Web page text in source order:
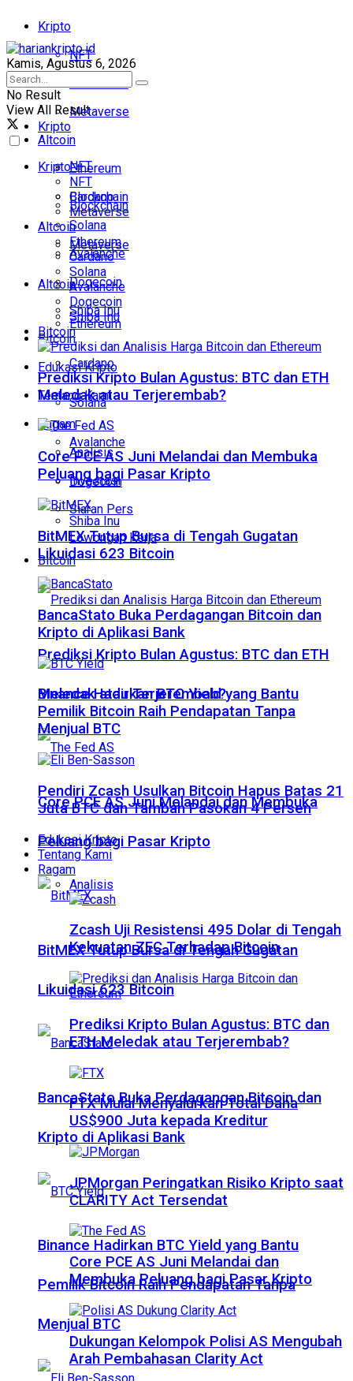
Kripto
NFT
Blockchain
Metaverse
Altcoin
Ethereum
Cardano
Solana
Avalanche
Dogecoin
Shiba Inu
Bitcoin
Edukasi Kripto
Tentang Kami
Ragam
Analisis
Investasi
Siaran Pers
Lowongan Kerja
Kamis, Agustus 6, 2026
No Result
View All Result
Kripto
NFT
Blockchain
Metaverse
Altcoin
Ethereum
Cardano
Solana
Avalanche
Dogecoin
Shiba Inu
Bitcoin
Prediksi Kripto Bulan Agustus: BTC dan ETH
Meledak atau Terjerembab?
Core PCE AS Juni Melandai dan Membuka
Peluang bagi Pasar Kripto
BitMEX Tutup Bursa di Tengah Gugatan
Likuidasi 623 Bitcoin
BancaStato Buka Perdagangan Bitcoin dan
Kripto di Aplikasi Bank
Binance Hadirkan BTC Yield yang Bantu
Pemilik Bitcoin Raih Pendapatan Tanpa
Menjual BTC
Kripto
NFT
Blockchain
Metaverse
Altcoin
Ethereum
Cardano
Solana
Avalanche
Dogecoin
Shiba Inu
Bitcoin
Prediksi Kripto Bulan Agustus: BTC dan ETH
Meledak atau Terjerembab?
Core PCE AS Juni Melandai dan Membuka
Peluang bagi Pasar Kripto
BitMEX Tutup Bursa di Tengah Gugatan
Likuidasi 623 Bitcoin
BancaStato Buka Perdagangan Bitcoin dan
Kripto di Aplikasi Bank
Binance Hadirkan BTC Yield yang Bantu
Pemilik Bitcoin Raih Pendapatan Tanpa
Menjual BTC
Pendiri Zcash Usulkan Bitcoin Hapus Batas 21
Juta BTC dan Tambah Pasokan 4 Persen
Edukasi Kripto
Tentang Kami
Ragam
Analisis
Zcash Uji Resistensi 495 Dolar di Tengah
Kekuatan ZEC Terhadap Bitcoin
Prediksi Kripto Bulan Agustus: BTC dan
ETH Meledak atau Terjerembab?
FTX Mulai Menyalurkan Total Dana
US$900 Juta kepada Kreditur
JPMorgan Peringatkan Risiko Kripto saat
CLARITY Act Tersendat
Core PCE AS Juni Melandai dan
Membuka Peluang bagi Pasar Kripto
Dukungan Kelompok Polisi AS Mengubah
Arah Pembahasan Clarity Act